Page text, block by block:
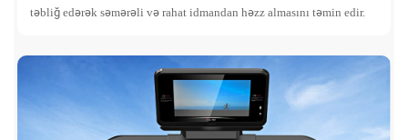
təbliğ edərək səmərəli və rahat idmandan həzz almasını təmin edir.